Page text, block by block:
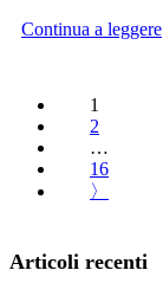
Continua a leggere
1
2
…
16
〉
Articoli recenti